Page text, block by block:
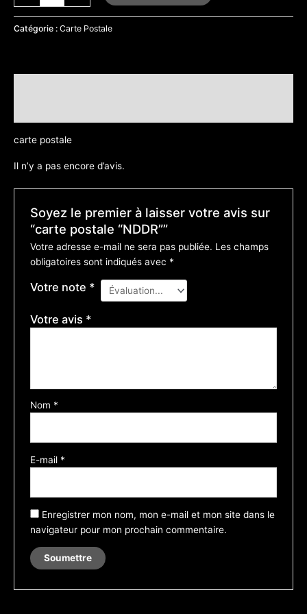
Catégorie : Carte Postale
carte postale
Il n’y a pas encore d’avis.
Soyez le premier à laisser votre avis sur
“carte postale “NDDR””
Votre adresse e-mail ne sera pas publiée. Les champs
obligatoires sont indiqués avec *
Votre note *
Votre avis *
Nom *
E-mail *
Enregistrer mon nom, mon e-mail et mon site dans le
navigateur pour mon prochain commentaire.